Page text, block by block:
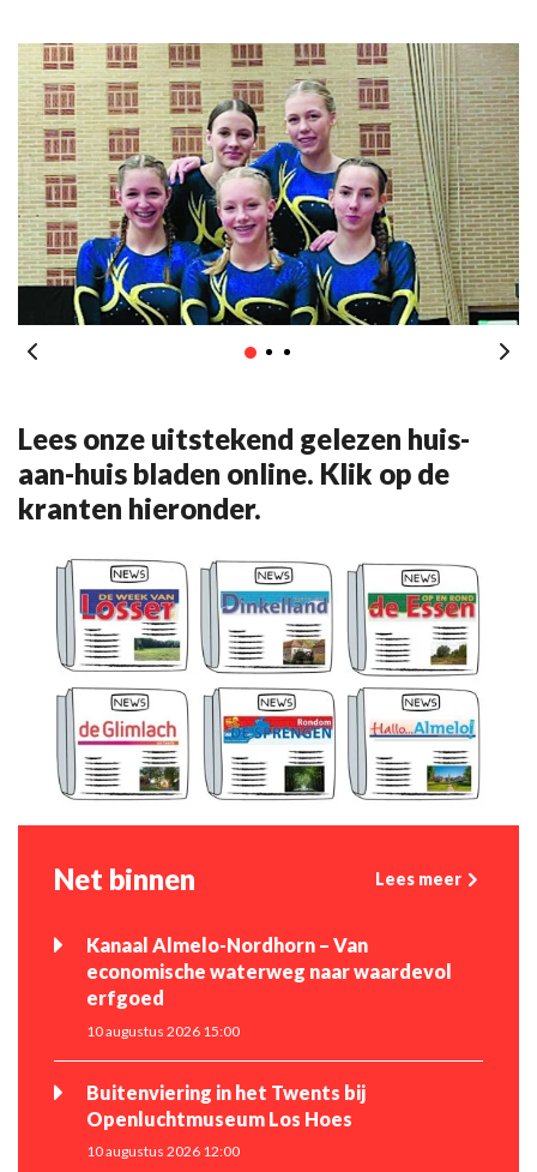
Lees onze uitstekend gelezen huis-
aan-huis bladen online. Klik op de
kranten hieronder.
Net binnen Lees meer
Kanaal Almelo-Nordhorn – Van
economische waterweg naar waardevol
erfgoed
10 augustus 2026 15:00
Buitenviering in het Twents bij
Openluchtmuseum Los Hoes
10 augustus 2026 12:00